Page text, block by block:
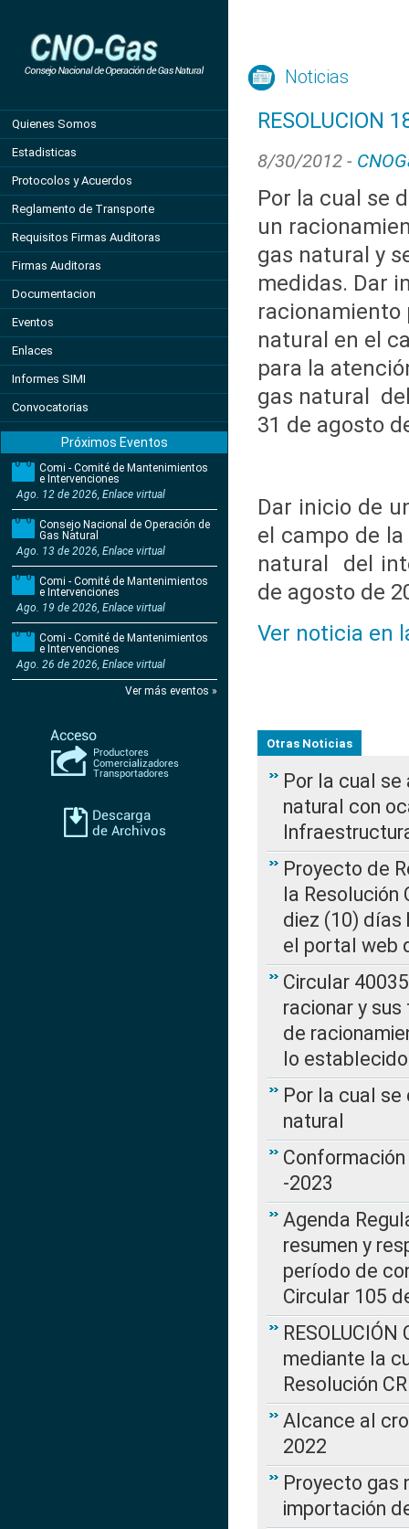
Quienes Somos
Estadisticas
Protocolos y Acuerdos
Reglamento de Transporte
Requisitos Firmas Auditoras
Firmas Auditoras
Documentacion
Eventos
Enlaces
Informes SIMI
Convocatorias
Próximos Eventos
Comi - Comité de Mantenimientos
e Intervenciones
Ago. 12 de 2026, Enlace virtual
Consejo Nacional de Operación de
Gas Natural
Ago. 13 de 2026, Enlace virtual
Comi - Comité de Mantenimientos
e Intervenciones
Ago. 19 de 2026, Enlace virtual
Comi - Comité de Mantenimientos
e Intervenciones
Ago. 26 de 2026, Enlace virtual
Ver más eventos »
Noticias
RESOLUCION
8/30/2012 -
Por la cual se
un
gas natural y
medidas. Dar
racionamiento
natural en el
para la
gas natural
31 de agosto
Dar inicio de
el campo de
natural del
de agosto de
Ver noticia en
Otras Noticias
Por la cual
natural con
Proyecto de
la Resolución
diez (10) días
el portal web
Circular
racionar y
de
lo
Por la cual
natural
-2023
Agenda
resumen y
período de
Circular 105
mediante la
Resolución
Alcance al
2022
Proyecto gas
importación